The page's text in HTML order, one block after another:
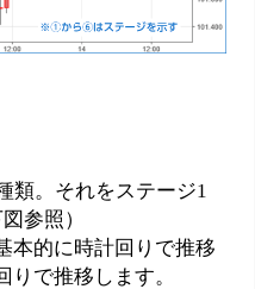
類。それをステージ1
参照）
本的に時計回りで推移
りで推移します。